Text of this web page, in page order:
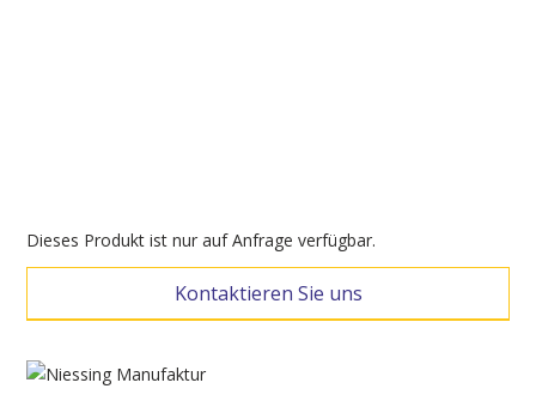
Dieses Produkt ist nur auf Anfrage verfügbar.
Kontaktieren Sie uns